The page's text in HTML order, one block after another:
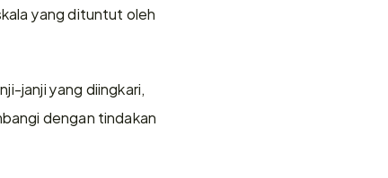
yang dituntut oleh
janji yang diingkari,
dengan tindakan